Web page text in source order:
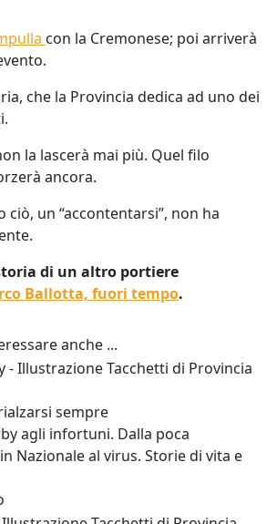
con la Cremonese; poi arriverà
che la Provincia dedica ad uno dei
la lascerà mai più. Quel filo
ancora.
ciò, un “accontentarsi”, non ha
di un altro portiere
Ballotta, fuori tempo.
anche ...
sempre
agli infortuni. Dalla poca
Nazionale al virus. Storie di vita e